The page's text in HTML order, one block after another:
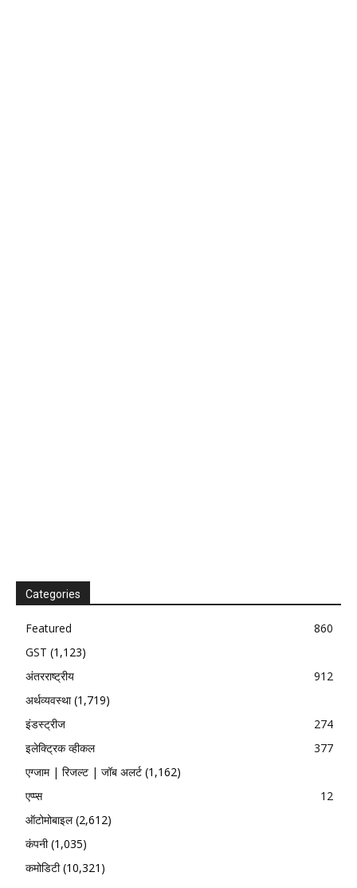
Categories
Featured
860
GST (1,123)
अंतरराष्ट्रीय
912
अर्थव्यवस्था(1,719)
इंडस्ट्रीज
274
इलेक्ट्रिक व्हीकल
377
एग्जाम | रिजल्ट | जॉब अलर्ट (1,162)
एप्प्स
12
ऑटोमोबाइल(2,612)
कंपनी(1,035)
कमोडिटी(10,321)